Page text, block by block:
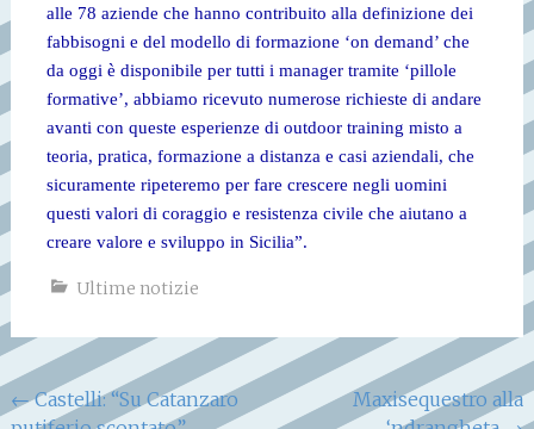
alle 78 aziende che hanno contribuito alla definizione dei
fabbisogni e del modello di formazione ‘on demand’ che
da oggi è disponibile per tutti i manager tramite ‘pillole
formative’, abbiamo ricevuto numerose richieste di andare
avanti con queste esperienze di outdoor training misto a
teoria, pratica, formazione a distanza e casi aziendali, che
sicuramente ripeteremo per fare crescere negli uomini
questi valori di coraggio e resistenza civile che aiutano a
creare valore e sviluppo in Sicilia”.
Ultime notizie
Navigazione
←Castelli: “Su Catanzaro
Maxisequestro alla